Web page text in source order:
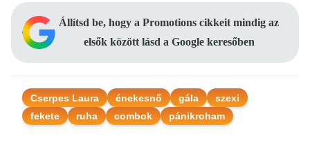
Állítsd be, hogy a Promotions cikkeit mindig az
elsők között lásd a Google keresőben
Cserpes Laura énekesnő gála
szexi
fekete
ruha combok pánikroham